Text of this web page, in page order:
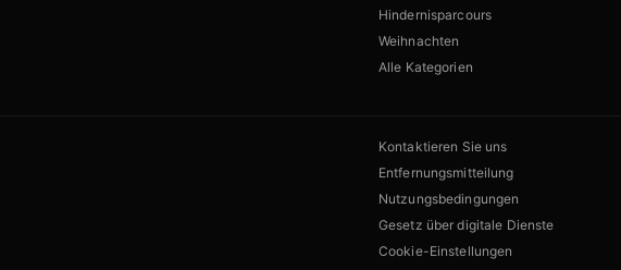
Hindernisparcours
Weihnachten
Alle Kategorien
Kontaktieren Sie uns
Entfernungsmitteilung
Nutzungsbedingungen
Gesetz über digitale Dienste
Cookie-Einstellungen